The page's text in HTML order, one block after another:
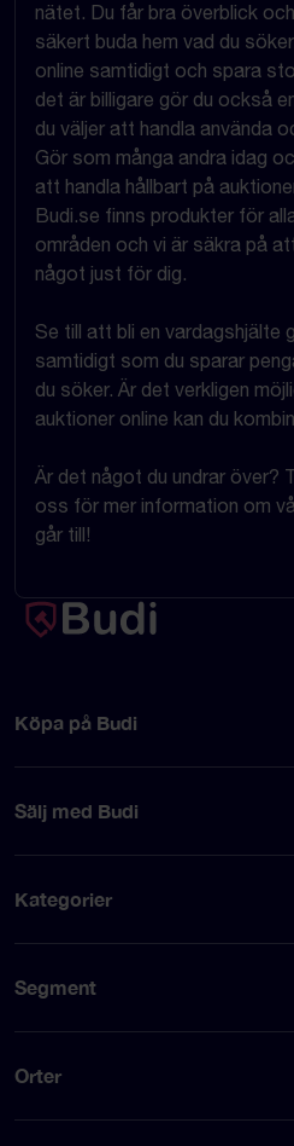
nätet. Du får bra överblick
säkert buda hem vad du
online samtidigt och spara
det är billigare gör du också
du väljer att handla använda
Gör som många andra idag
att handla hållbart på
Budi.se finns produkter för
områden och vi är säkra på
något just för dig.
Se till att bli en vardagshjälte
samtidigt som du sparar
du söker. Är det verkligen
auktioner online kan du
Är det något du undrar över?
oss för mer information om
går till!
Köpa på Budi
Sälj med Budi
Kategorier
Segment
Orter